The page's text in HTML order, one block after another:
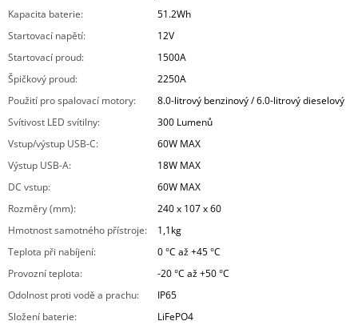
Kapacita baterie:
51.2Wh
Startovací napětí:
12V
Startovací proud:
1500A
Špičkový proud:
2250A
Použití pro spalovací motory:
8.0-litrový benzinový / 6.0-litrový dieselový
Svítivost LED svítilny:
300 Lumenů
Vstup/výstup USB-C:
60W MAX
Výstup USB-A:
18W MAX
DC vstup:
60W MAX
Rozměry (mm):
240 x 107 x 60
Hmotnost samotného přístroje:
1,1kg
Teplota při nabíjení:
0 °C až +45 °C
Provozní teplota:
-20 °C až +50 °C
Odolnost proti vodě a prachu:
IP65
Složení baterie:
LiFePO4